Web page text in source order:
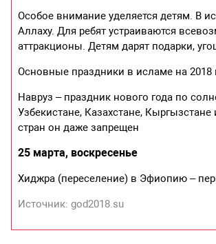
Особое внимание уделяется детям. В
Аллаху. Для ребят устраиваются
аттракционы. Детям дарят подарки,
Основные праздники в исламе на 2018
Навруз – праздник нового года по
Узбекистане, Казахстане,
стран он даже запрещен
25 марта, воскресенье
Хиджра (переселение) в Эфиопию –
Источник: god2018.su